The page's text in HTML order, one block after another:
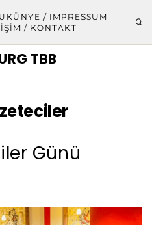
KÜNYE / IMPRESSUM
/ KONTAKT
TBB
Günü